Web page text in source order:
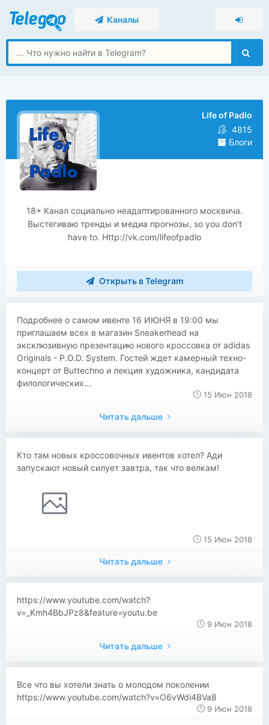
Каналы
Life of Padlo
4815
Блоги
18+ Канал социально неадаптированного москвича.
Выстегиваю тренды и медиа прогнозы, so you don't
have to. Http://vk.com/lifeofpadlo
Открыть в Telegram
Подробнее о самом ивенте 16 ИЮНЯ в 19:00 мы
приглашаем всех в магазин Sneakerhead на
эксклюзивную презентацию нового кроссовка от adidas
Originals - P.O.D. System. Гостей ждет камерный техно-
концерт от Buttechno и лекция художника, кандидата
филологических...
15 Июн 2018
Читать дальше
Кто там новых кроссовочных ивентов хотел? Ади
запускают новый силует завтра, так что велкам!
15 Июн 2018
Читать дальше
https://www.youtube.com/watch?
v=_Kmh4BbJPz8&feature=youtu.be
9 Июн 2018
Читать дальше
Все что вы хотели знать о молодом поколении
https://www.youtube.com/watch?v=O6vWdi4BVa8
9 Июн 2018